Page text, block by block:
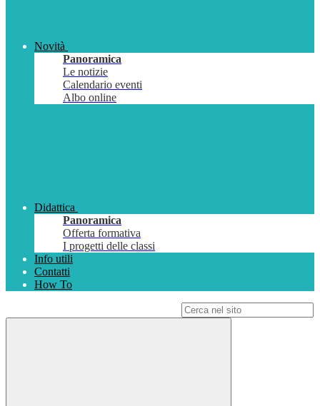
Novità
Panoramica
Le notizie
Calendario eventi
Albo online
Didattica
Panoramica
Offerta formativa
I progetti delle classi
Info utili
Contatti
How To